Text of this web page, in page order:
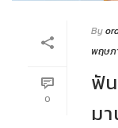
0
By
พฤษภ
ฟั
ม